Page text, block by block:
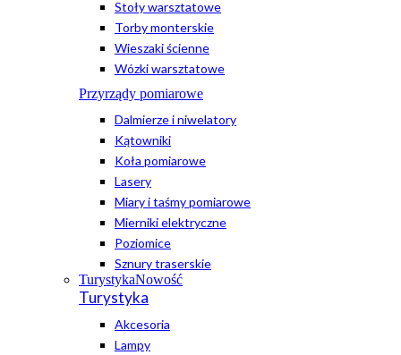
Stoły warsztatowe
Torby monterskie
Wieszaki ścienne
Wózki warsztatowe
Przyrządy pomiarowe
Dalmierze i niwelatory
Kątowniki
Koła pomiarowe
Lasery
Miary i taśmy pomiarowe
Mierniki elektryczne
Poziomice
Sznury traserskie
TurystykaNowość
Turystyka
Akcesoria
Lampy